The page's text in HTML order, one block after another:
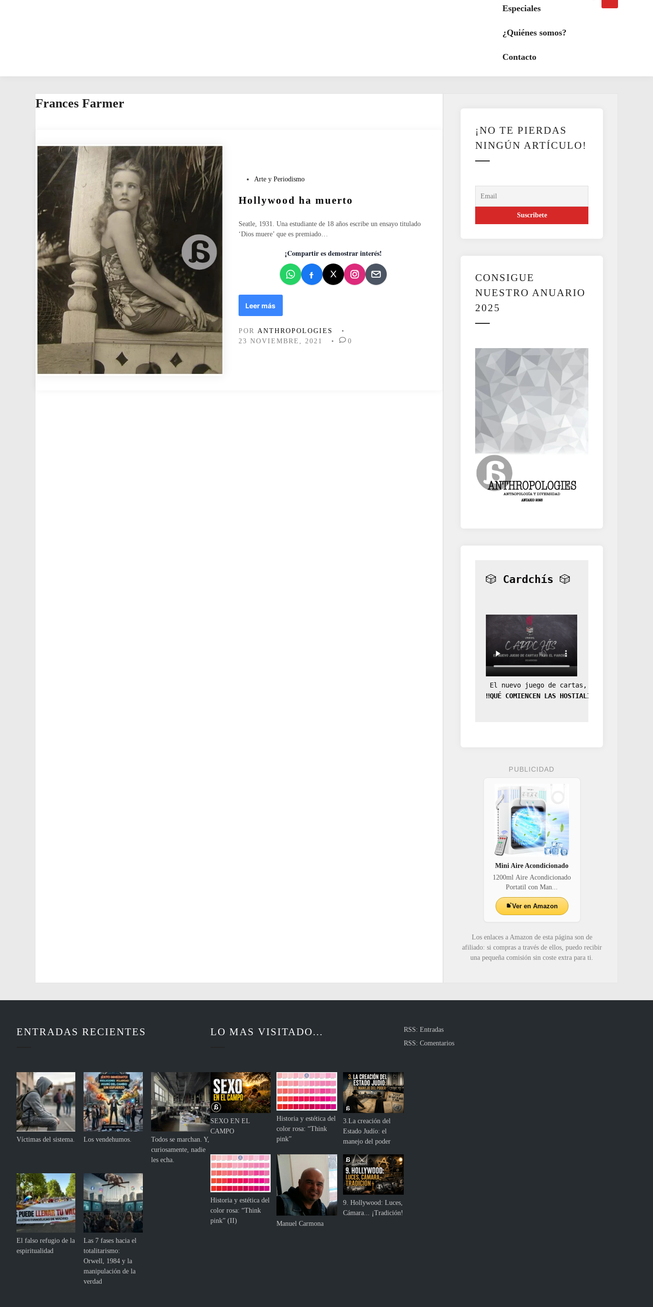
Especiales
¿Quiénes somos?
Contacto
búsqueda
Frances Farmer
b
i
c
Arte y Periodismo
Hollywood ha muerto
Seatle, 1931. Una estudiante de 18 años escribe un ensayo titulado
‘Dios muere’ que es premiado…
¡Compartir es demostrar interés!
H
o
l
y
Leer más
POR ANTHROPOLOGIES
•
23 NOVIEMBRE, 2021
• 0
¡NO TE PIERDAS
NINGÚN ARTÍCULO!
CONSIGUE
NUESTRO ANUARIO
2025
🎲 Cardchís 🎲
El nuevo juego de cartas, la expansión
‼️QUÉ COMIENCEN LAS HOSTIALIDADES‼️
PUBLICIDAD
Mini Aire Acondicionado
1200ml Aire Acondicionado
Portatil con Man...
Ver en Amazon
Los enlaces a Amazon de esta página son de
afiliado: si compras a través de ellos, puedo recibir
una pequeña comisión sin coste extra para ti.
ENTRADAS RECIENTES
Víctimas del sistema. Los vendehumos.
Todos se marchan. Y,
curiosamente, nadie
les echa.
El falso refugio de la
espiritualidad
Las 7 fases hacia el
totalitarismo:
Orwell, 1984 y la
manipulación de la
verdad
LO MAS VISITADO...
SEXO EN EL
CAMPO
Historia y estética del
color rosa: “Think
pink”
3.La creación del
Estado Judío: el
manejo del poder
Historia y estética del
color rosa: “Think
pink” (II)
Manuel Carmona
9. Hollywood: Luces,
Cámara... ¡Tradición!
RSS: Entradas
RSS: Comentarios